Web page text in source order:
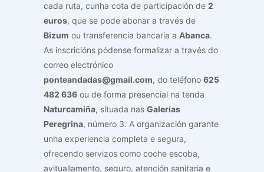
cada ruta, cunha cota de participación de 2
euros, que se pode abonar a través de
Bizum ou transferencia bancaria a Abanca.
As inscricións pódense formalizar a través do
correo electrónico
ponteandadas@gmail.com, do teléfono 625
482 636 ou de forma presencial na tenda
Naturcamiña, situada nas Galerías
Peregrina, número 3. A organización garante
unha experiencia completa e segura,
ofrecendo servizos como coche escoba,
avituallamento, seguro, atención sanitaria e